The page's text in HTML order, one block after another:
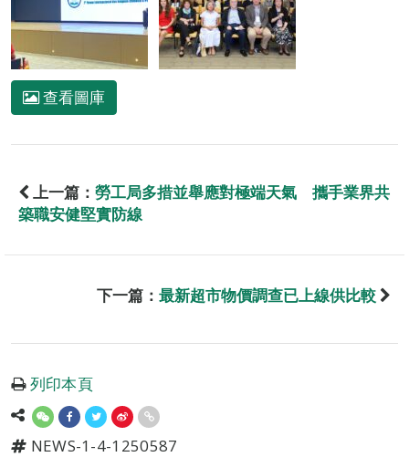
查看圖庫
上一篇： 勞工局多措並舉應對極端天氣 攜手業界共
築職安健堅實防線
下一篇： 最新超市物價調查已上線供比較
列印本頁
NEWS-1-4-1250587